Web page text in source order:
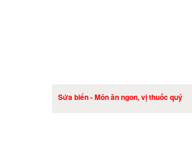
Sứa biển - Món ăn ngon, vị thuốc quý